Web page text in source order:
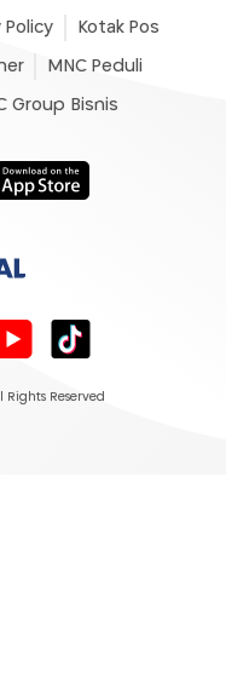
Policy Kotak Pos
MNC Peduli
Group Bisnis
Rights Reserved